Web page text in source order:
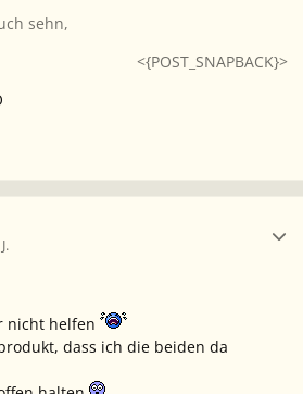
sehn,
<{POST_SNAPBACK}>
nicht helfen
dass ich die beiden da